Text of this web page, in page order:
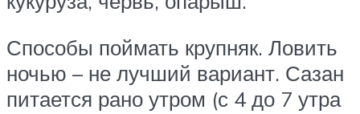
Способы поймать крупняк. Ловить
ночью – не лучший вариант. Сазан
питается рано утром (с 4 до 7 утра